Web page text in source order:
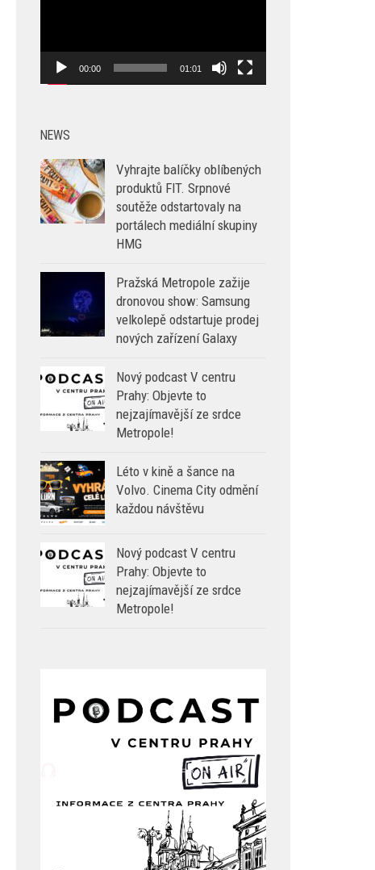
00:00 01:01
NEWS
Vyhrajte balíčky oblíbených
produktů FIT. Srpnové
soutěže odstartovaly na
portálech mediální skupiny
HMG
Pražská Metropole zažije
dronovou show: Samsung
velkolepě odstartuje prodej
nových zařízení Galaxy
Nový podcast V centru
Prahy: Objevte to
nejzajímavější ze srdce
Metropole!
Léto v kině a šance na
Volvo. Cinema City odmění
každou návštěvu
Nový podcast V centru
Prahy: Objevte to
nejzajímavější ze srdce
Metropole!